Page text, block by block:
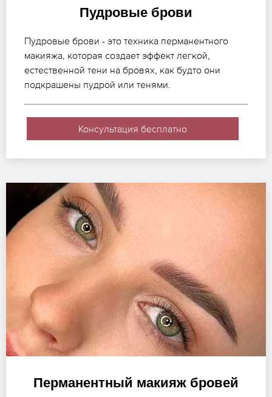
Пудровые брови
Пудровые брови - это техника перманентного
макияжа, которая создает эффект легкой,
естественной тени на бровях, как будто они
подкрашены пудрой или тенями.
Консультация бесплатно
Перманентный макияж бровей